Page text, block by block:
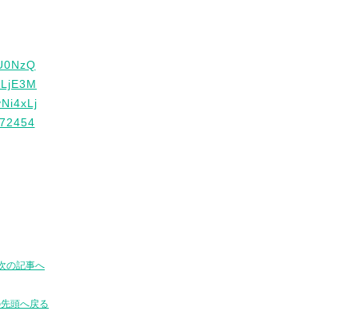
の記事へ
頭へ戻る